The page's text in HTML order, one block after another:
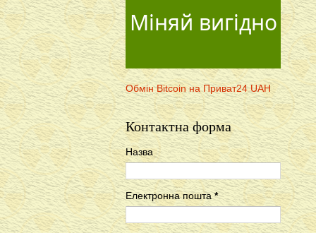
Міняй вигідно
Обмін Bitcoin на Приват24 UAH
Контактна форма
Назва
Електронна пошта*